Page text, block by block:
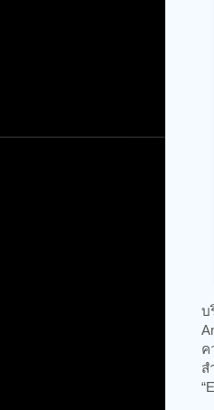
บ
ค
ส